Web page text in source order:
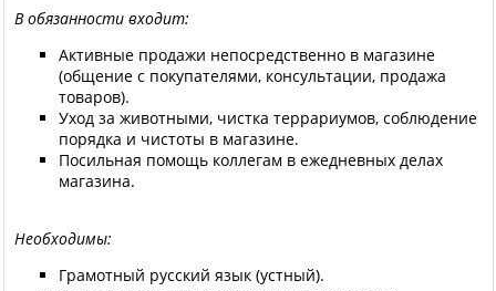
В обязанности входит:
Активные продажи непосредственно в магазине
(общение с покупателями, консультации, продажа
товаров).
Уход за животными, чистка террариумов, соблюдение
порядка и чистоты в магазине.
Посильная помощь коллегам в ежедневных делах
магазина.
Необходимы:
Грамотный русский язык (устный).